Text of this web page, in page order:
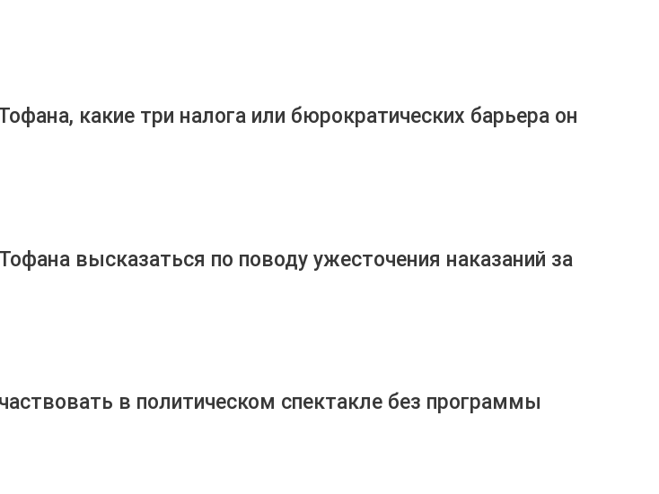
какие три налога или бюрократических барьера он
высказаться по поводу ужесточения наказаний за
в политическом спектакле без программы